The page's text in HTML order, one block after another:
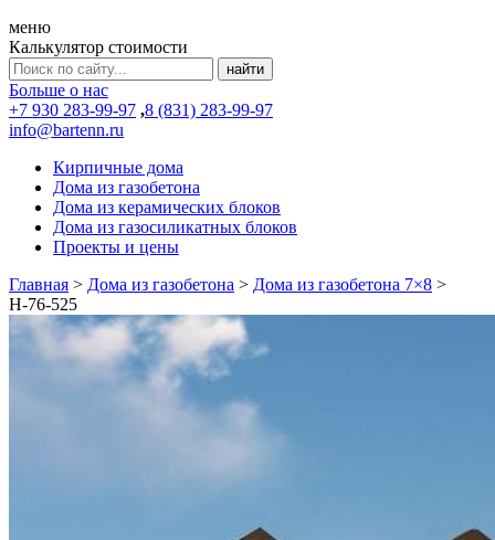
меню
Калькулятор стоимости
Больше о нас
+7 930 283-99-97 ,8 (831) 283-99-97
info@bartenn.ru
Кирпичные дома
Дома из газобетона
Дома из керамических блоков
Дома из газосиликатных блоков
Проекты и цены
Главная > Дома из газобетона > Дома из газобетона 7×8 >
Н-76-525